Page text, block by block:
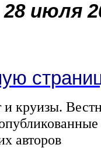
июля
и круизы.
авторов